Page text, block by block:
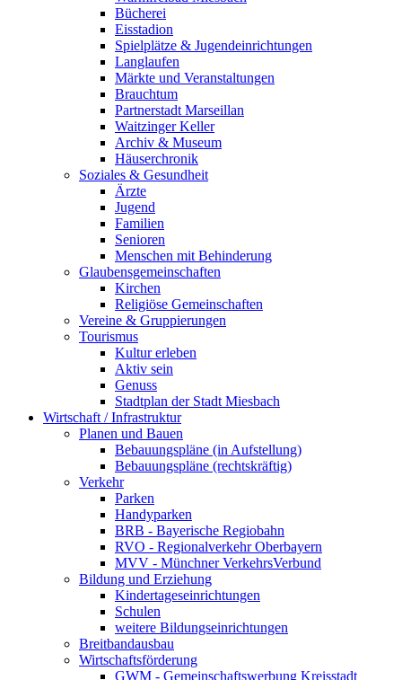
Bücherei
Eisstadion
Spielplätze & Jugendeinrichtungen
Langlaufen
Märkte und Veranstaltungen
Brauchtum
Partnerstadt Marseillan
Waitzinger Keller
Archiv & Museum
Häuserchronik
Soziales & Gesundheit
Ärzte
Jugend
Familien
Senioren
Menschen mit Behinderung
Glaubensgemeinschaften
Kirchen
Religiöse Gemeinschaften
Vereine & Gruppierungen
Tourismus
Kultur erleben
Aktiv sein
Genuss
Stadtplan der Stadt Miesbach
Wirtschaft / Infrastruktur
Planen und Bauen
Bebauungspläne (in Aufstellung)
Bebauungspläne (rechtskräftig)
Verkehr
Parken
Handyparken
BRB - Bayerische Regiobahn
RVO - Regionalverkehr Oberbayern
MVV - Münchner VerkehrsVerbund
Bildung und Erziehung
Kindertageseinrichtungen
Schulen
weitere Bildungseinrichtungen
Breitbandausbau
Wirtschaftsförderung
GWM - Gemeinschaftswerbung Kreisstadt